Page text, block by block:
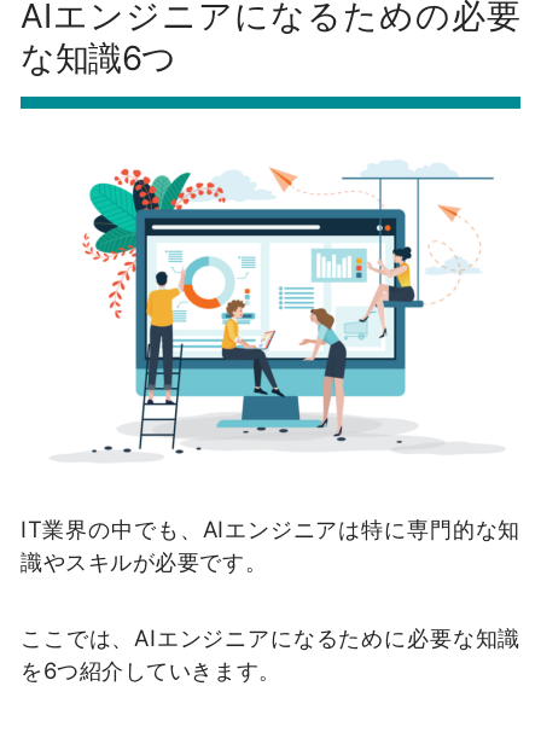
AIエンジニアになるための必要
な知識6つ
IT業界の中でも、AIエンジニアは特に専門的な知
識やスキルが必要です。
ここでは、AIエンジニアになるために必要な知識
を6つ紹介していきます。